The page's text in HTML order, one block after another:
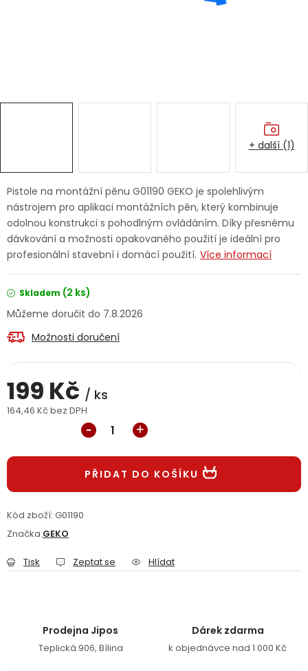
Značky
Servis nářadí Hodnocení obchodu
Reklamační formulář Odstoupení ve lhůtě 14 dní
Obchodní podmínky Reklamační řád
Pistole na montážní pěnu G01190 GEKO je spolehlivým
nástrojem pro aplikaci montážních pěn, který kombinuje
odolnou konstrukci s pohodlným ovládáním. Díky přesnému
dávkování a možnosti opakovaného použití je ideální pro
profesionální stavební i domácí použití. Více informací
Skladem (2 ks)
7.8.2026
Možnosti doručení
199 Kč / ks
164,46 Kč bez DPH
PŘIDAT DO KOŠÍKU
Kód zboží: G01190
Značka:GEKO
Tisk Zeptat se Hlídat
+ další (1)
Prodejna Jipos
Teplická 906, Bílina
Dárek zdarma
k objednávce nad 1 000 Kč